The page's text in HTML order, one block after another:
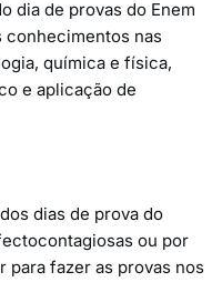
dia de provas do Enem
conhecimentos nas
química e física,
e aplicação de
dias de prova do
ou por
para fazer as provas nos